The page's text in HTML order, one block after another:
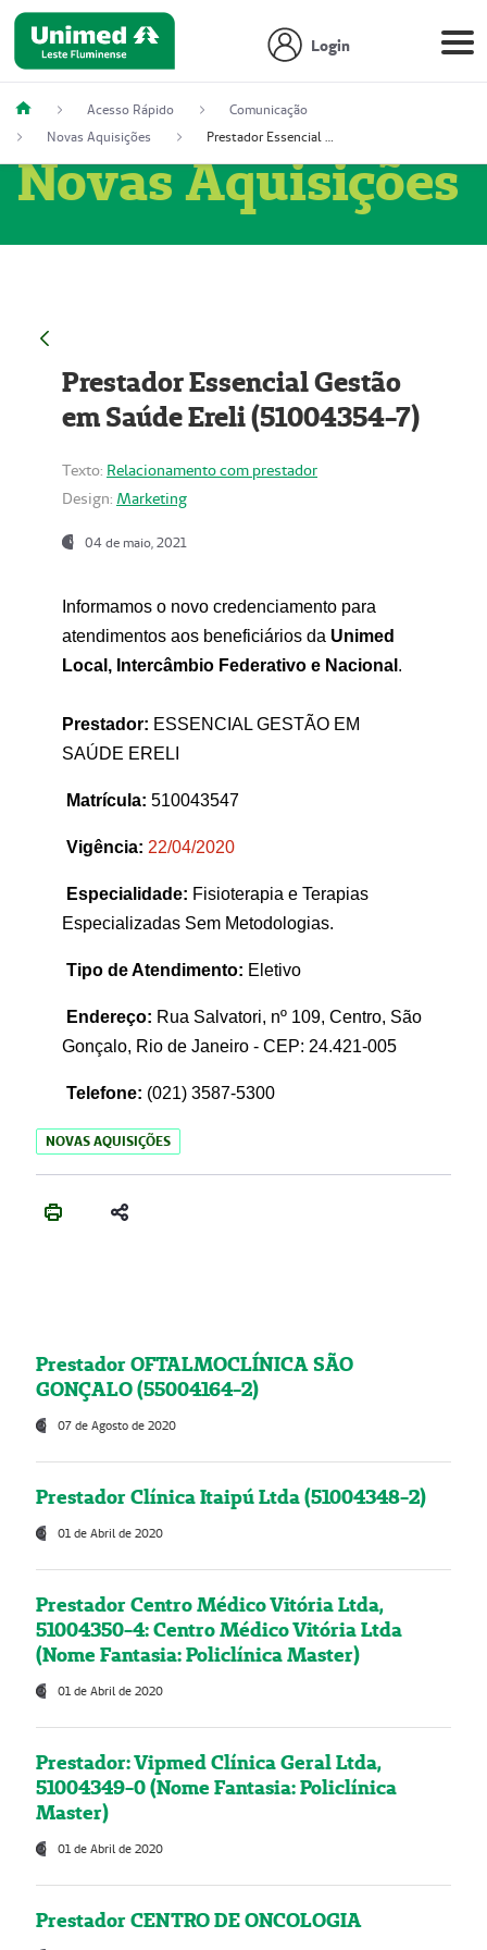
Login
Acesso Rápido
Comunicação
Novas Aquisições
Prestador Essencial Gestão em Saúde Ereli (51004354-7)
Novas Aquisições
Prestador Essencial Gestão
em Saúde Ereli (51004354-7)
Texto: Relacionamento com prestador
Design: Marketing
04 de maio, 2021
Informamos o novo credenciamento para
atendimentos aos beneficiários da Unimed
Local, Intercâmbio Federativo e Nacional .
Prestador: ESSENCIAL GESTÃO EM
SAÚDE ERELI
Matrícula: 510043547
Vigência: 22/04/2020
Especialidade: Fisioterapia e Terapias
Especializadas Sem Metodologias.
Tipo de Atendimento: Eletivo
Endereço: Rua Salvatori, nº 109, Centro, São
Gonçalo, Rio de Janeiro - CEP: 24.421-005
Telefone: (021) 3587-5300
NOVAS AQUISIÇÕES
Prestador OFTALMOCLÍNICA SÃO
GONÇALO (55004164-2)
07 de Agosto de 2020
Prestador Clínica Itaipú Ltda (51004348-2)
01 de Abril de 2020
Prestador Centro Médico Vitória Ltda,
51004350-4: Centro Médico Vitória Ltda
(Nome Fantasia: Policlínica Master)
01 de Abril de 2020
Prestador: Vipmed Clínica Geral Ltda,
51004349-0 (Nome Fantasia: Policlínica
Master)
01 de Abril de 2020
Prestador CENTRO DE ONCOLOGIA